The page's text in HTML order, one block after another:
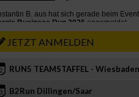
JETZT ANMELDEN
RUN5 TEAMSTAFFEL - Wiesbaden
B2Run Dillingen/Saar